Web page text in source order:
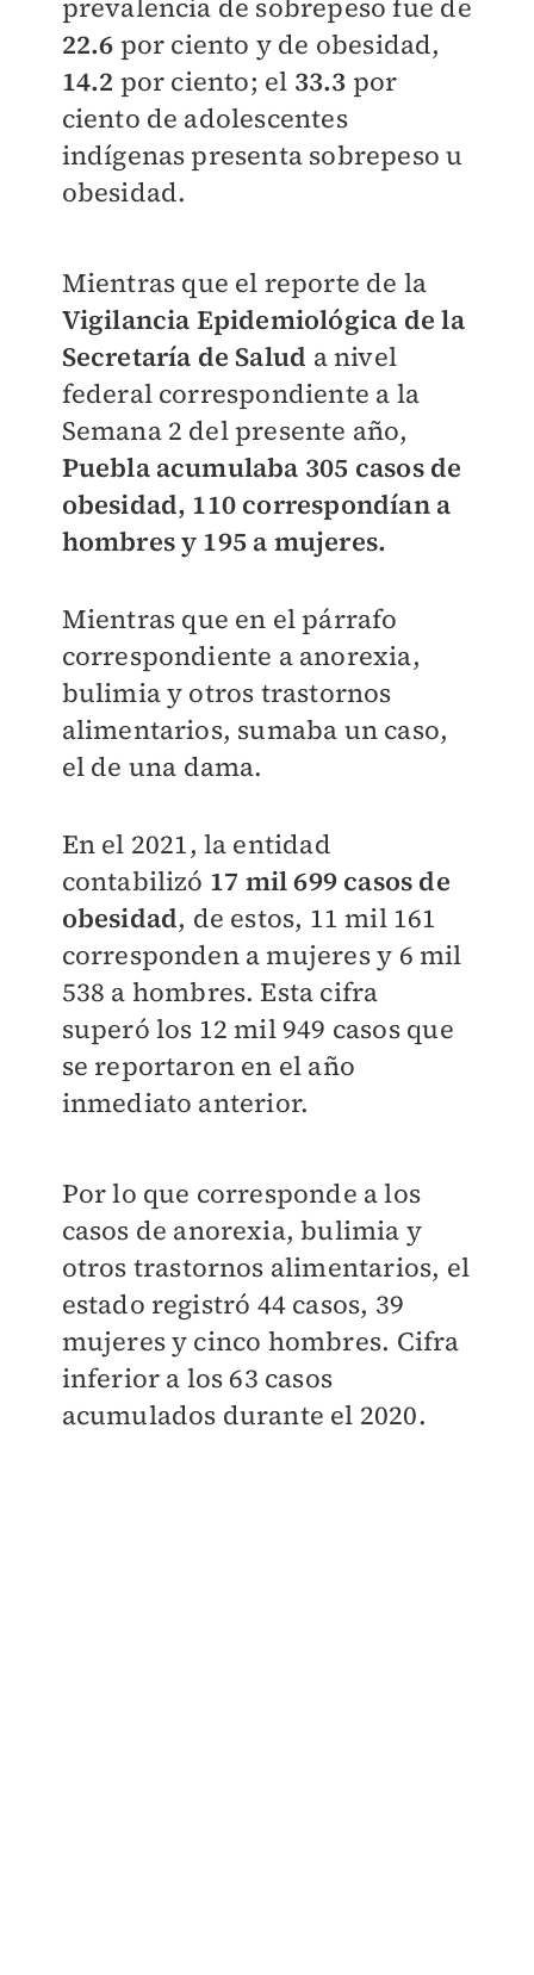
prevalencia de sobrepeso fue de
22.6 por ciento y de obesidad,
14.2 por ciento; el 33.3 por
ciento de adolescentes
indígenas presenta sobrepeso u
obesidad.
Mientras que el reporte de la
Vigilancia Epidemiológica de la
Secretaría de Salud a nivel
federal correspondiente a la
Semana 2 del presente año,
Puebla acumulaba 305 casos de
obesidad, 110 correspondían a
hombres y 195 a mujeres.
Mientras que en el párrafo
correspondiente a anorexia,
bulimia y otros trastornos
alimentarios, sumaba un caso,
el de una dama.
En el 2021, la entidad
contabilizó 17 mil 699 casos de
obesidad, de estos, 11 mil 161
corresponden a mujeres y 6 mil
538 a hombres. Esta cifra
superó los 12 mil 949 casos que
se reportaron en el año
inmediato anterior.
Por lo que corresponde a los
casos de anorexia, bulimia y
otros trastornos alimentarios, el
estado registró 44 casos, 39
mujeres y cinco hombres. Cifra
inferior a los 63 casos
acumulados durante el 2020.